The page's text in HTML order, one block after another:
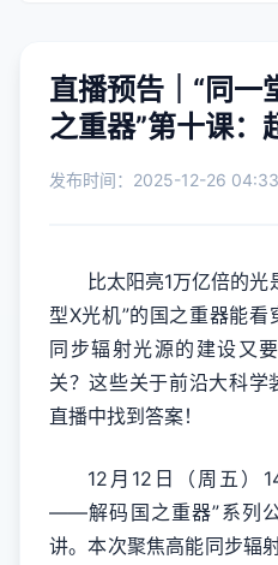
直播预告｜“同
之重器”第十课：
发布时间：2025-12-26
比太阳亮1万亿倍的光
型X光机”的国之重器能
同步辐射光源的建设又
关？这些关于前沿大科学
直播中找到答案！
12月12日（周五）
——解码国之重器”系列
讲。本次聚焦高能同步辐